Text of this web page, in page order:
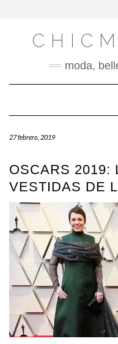
moda,
27 febrero, 2019
OSCARS 2019:
VESTIDAS DE